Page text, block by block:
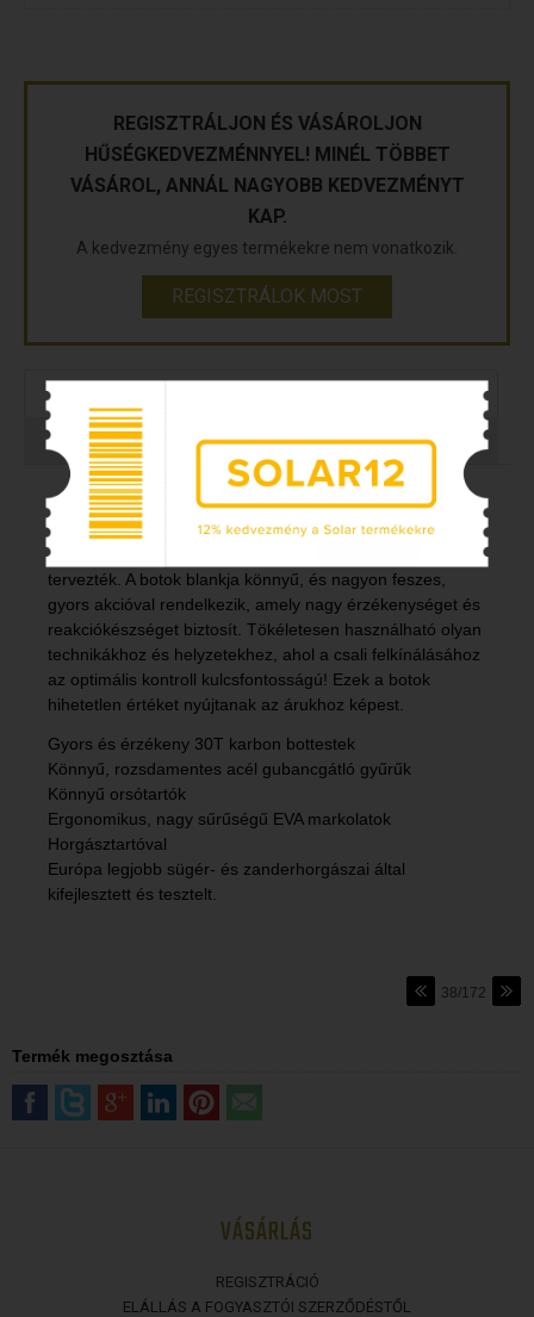
REGISZTRÁLJON ÉS VÁSÁROLJON
HŰSÉGKEDVEZMÉNNYEL! MINÉL TÖBBET
VÁSÁROL, ANNÁL NAGYOBB KEDVEZMÉNYT
KAP.
A kedvezmény egyes termékekre nem vonatkozik.
REGISZTRÁLOK MOST
Árfigyelő
Abu Garcia ORRA 802H 15-60G 2.44m Spinning
Az ORRA botokat a modern pergetőhorgászok számára
tervezték. A botok blankja könnyű, és nagyon feszes,
gyors akcióval rendelkezik, amely nagy érzékenységet és
reakciókészséget biztosít. Tökéletesen használható olyan
technikákhoz és helyzetekhez, ahol a csali felkínálásához
az optimális kontroll kulcsfontosságú! Ezek a botok
hihetetlen értéket nyújtanak az árukhoz képest.
Gyors és érzékeny 30T karbon bottestek
Könnyű, rozsdamentes acél gubancgátló gyűrűk
Könnyű orsótartók
Ergonomikus, nagy sűrűségű EVA markolatok
Horgásztartóval
Európa legjobb sügér- és zanderhorgászai által
kifejlesztett és tesztelt.
38/172
Termék megosztása
VÁSÁRLÁS
REGISZTRÁCIÓ
ELÁLLÁS A FOGYASZTÓI SZERZŐDÉSTŐL